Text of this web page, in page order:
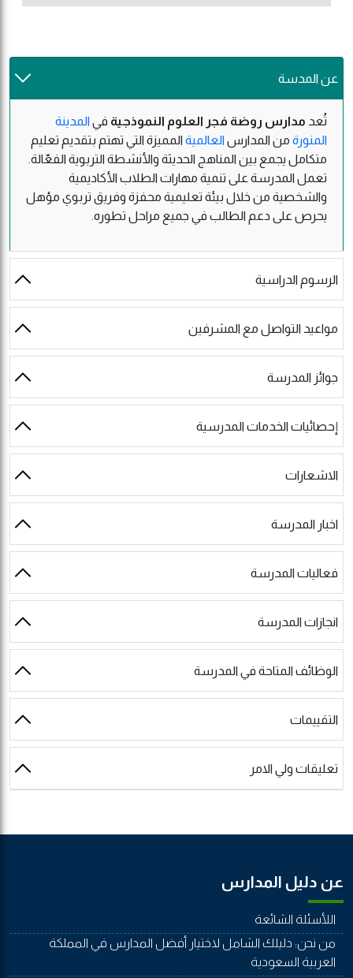
عن المدسة
تُعد مدارس روضة فجر العلوم النموذجية في المدينة
المنورة من المدارس العالمية المميزة التي تهتم بتقديم تعليم
متكامل يجمع بين المناهج الحديثة والأنشطة التربوية الفعّالة.
تعمل المدرسة على تنمية مهارات الطلاب الأكاديمية
والشخصية من خلال بيئة تعليمية محفزة وفريق تربوي مؤهل
يحرص على دعم الطالب في جميع مراحل تطوره.
الرسوم الدراسية
مواعيد التواصل مع المشرفين
جوائز المدرسة
إحصائيات الخدمات المدرسية
الاشعارات
اخبار المدرسة
فعاليات المدرسة
انجازات المدرسة
الوظائف المتاحة في المدرسة
التقييمات
تعليقات ولي الامر
عن دليل المدارس
اللأسئلة الشائعة
من نحن: دليلك الشامل لاختيار أفضل المدارس في المملكة
العربية السعودية